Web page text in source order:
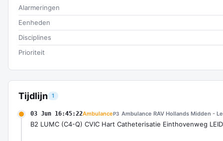
Tijdlijn 1
03 Jun 16:45:22AmbulanceP3 Ambulance RAV Hollands Midden -
B2 LUMC (C4-Q) CVIC Hart Catheterisatie Einthovenweg
Alarmeringen
Eenheden
Disciplines
Prioriteit